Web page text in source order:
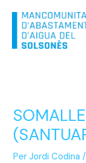
contingut
Per Jordi Codina